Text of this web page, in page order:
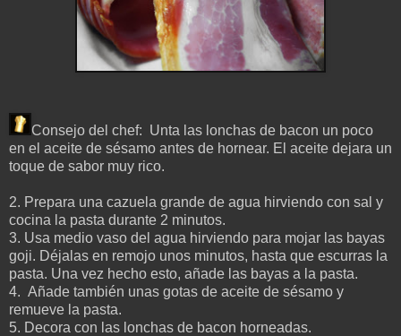
Consejo del chef: Unta las lonchas de bacon un poco
en el aceite de sésamo antes de hornear. El aceite dejara un
toque de sabor muy rico.
2. Prepara una cazuela grande de agua hirviendo con sal y
cocina la pasta durante 2 minutos.
3. Usa medio vaso del agua hirviendo para mojar las bayas
goji. Déjalas en remojo unos minutos, hasta que escurras la
pasta. Una vez hecho esto, añade las bayas a la pasta.
4. Añade también unas gotas de aceite de sésamo y
remueve la pasta.
5. Decora con las lonchas de bacon horneadas.